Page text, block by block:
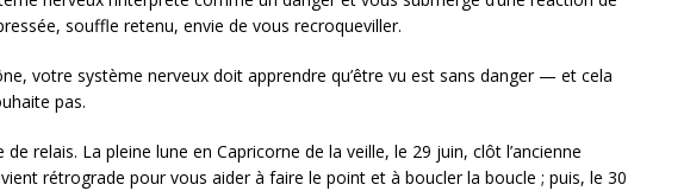
souffle retenu, envie de vous recroqueviller.
votre système nerveux doit apprendre qu’être vu est sans danger — et cela
pas.
de relais. La pleine lune en Capricorne de la veille, le 29 juin, clôt l’ancienne
rétrograde pour vous aider à faire le point et à boucler la boucle ; puis, le 30